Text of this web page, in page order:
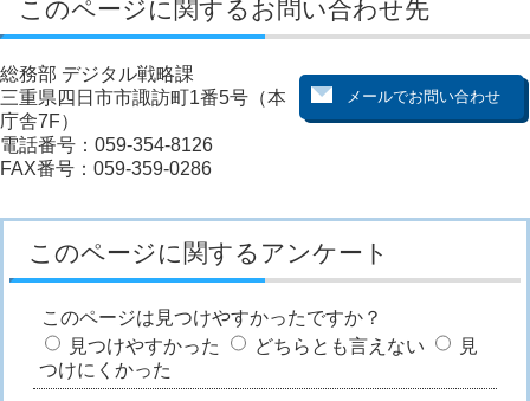
このページに関するお問い合わせ先
総務部 デジタル戦略課
三重県四日市市諏訪町1番5号（本
庁舎7F）
電話番号：059-354-8126
FAX番号：059-359-0286
このページに関するアンケート
このページは見つけやすかったですか？
見つけやすかった
どちらとも言えない
見
つけにくかった